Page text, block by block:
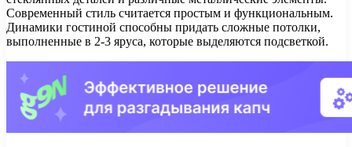
Современный стиль считается простым и функциональным.
Динамики гостиной способны придать сложные потолки,
выполненные в 2-3 яруса, которые выделяются подсветкой.